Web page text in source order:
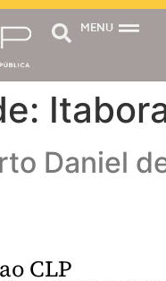
MENU
Daniel
CLP